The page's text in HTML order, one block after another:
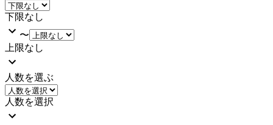
下限なし
〜
上限なし
人数を選ぶ
人数を選択